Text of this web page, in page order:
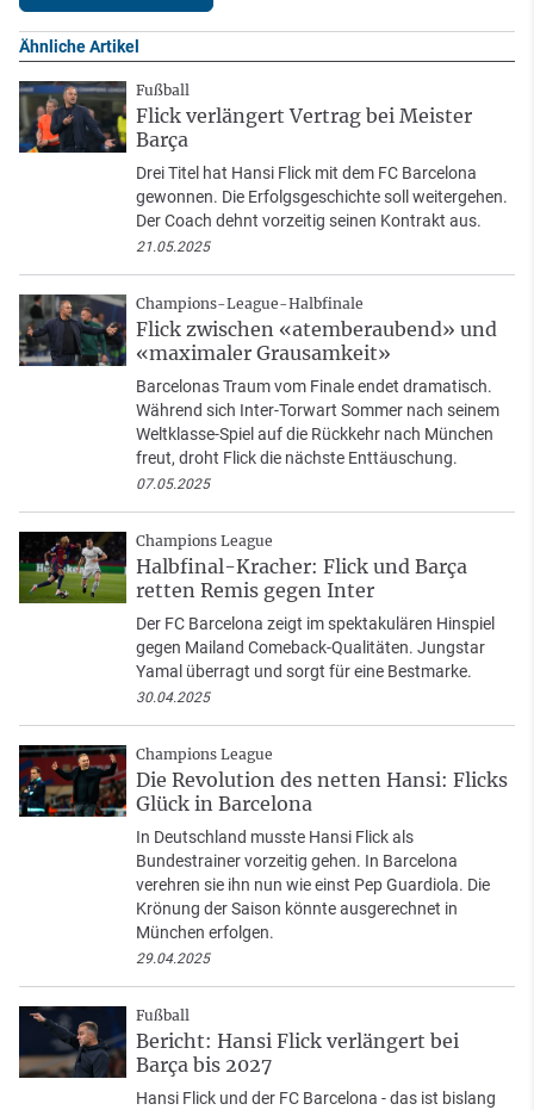
Ähnliche Artikel
Fußball
Flick verlängert Vertrag bei Meister
Barça
Drei Titel hat Hansi Flick mit dem FC Barcelona
gewonnen. Die Erfolgsgeschichte soll weitergehen.
Der Coach dehnt vorzeitig seinen Kontrakt aus.
21.05.2025
Champions-League-Halbfinale
Flick zwischen «atemberaubend» und
«maximaler Grausamkeit»
Barcelonas Traum vom Finale endet dramatisch.
Während sich Inter-Torwart Sommer nach seinem
Weltklasse-Spiel auf die Rückkehr nach München
freut, droht Flick die nächste Enttäuschung.
07.05.2025
Champions League
Halbfinal-Kracher: Flick und Barça
retten Remis gegen Inter
Der FC Barcelona zeigt im spektakulären Hinspiel
gegen Mailand Comeback-Qualitäten. Jungstar
Yamal überragt und sorgt für eine Bestmarke.
30.04.2025
Champions League
Die Revolution des netten Hansi: Flicks
Glück in Barcelona
In Deutschland musste Hansi Flick als
Bundestrainer vorzeitig gehen. In Barcelona
verehren sie ihn nun wie einst Pep Guardiola. Die
Krönung der Saison könnte ausgerechnet in
München erfolgen.
29.04.2025
Fußball
Bericht: Hansi Flick verlängert bei
Barça bis 2027
Hansi Flick und der FC Barcelona - das ist bislang